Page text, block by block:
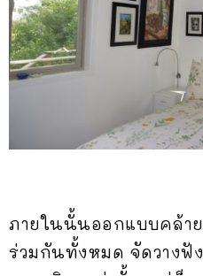
ภายในนั้นออกแบบคล้า
ร่วมกันทั้งหมด จัดวาง